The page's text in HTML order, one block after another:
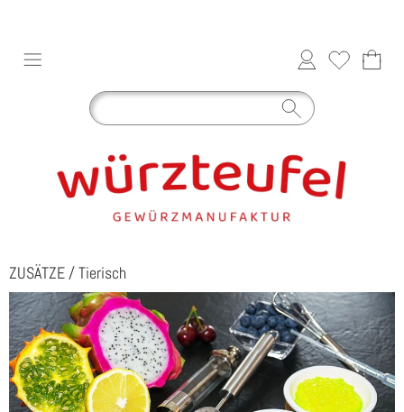
ZUSÄTZE /Tierisch